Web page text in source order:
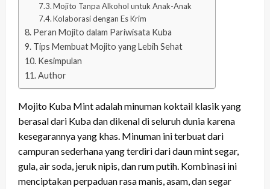
Mojito Tanpa Alkohol untuk Anak-Anak
Kolaborasi dengan Es Krim
Peran Mojito dalam Pariwisata Kuba
Tips Membuat Mojito yang Lebih Sehat
Kesimpulan
Author
Mojito Kuba Mint adalah minuman koktail klasik yang
berasal dari Kuba dan dikenal di seluruh dunia karena
kesegarannya yang khas. Minuman ini terbuat dari
campuran sederhana yang terdiri dari daun mint segar,
gula, air soda, jeruk nipis, dan rum putih. Kombinasi ini
menciptakan perpaduan rasa manis, asam, dan segar